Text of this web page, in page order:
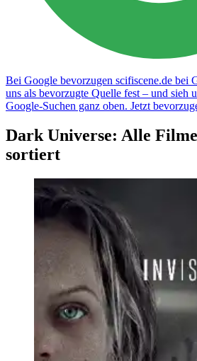
Bei Google bevorzugen scifiscene.de bei
uns als bevorzugte Quelle fest – und sieh
Google-Suchen ganz oben. Jetzt
Dark Universe: Alle
sortiert